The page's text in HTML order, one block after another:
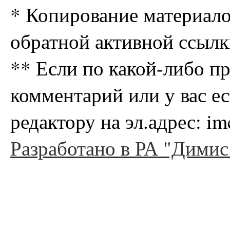
* Копирование
обратной активной
** Если по какой-либо
комментарий или у вас
редактору на эл.адрес:
Разработано в РА